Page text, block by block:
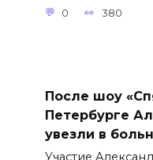
0 380
После шоу
Петербурге
увезли в
Участие